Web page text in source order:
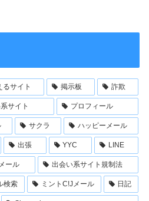
るサイト 掲示板 詐欺
サイト プロフィール
サクラ ハッピーメール
出張 YYC LINE
ール 出会い系サイト規制法
検索 ミントC!Jメール 日記